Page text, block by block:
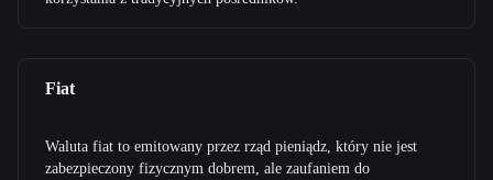
Fiat
Waluta fiat to emitowany przez rząd pieniądz, który nie jest
zabezpieczony fizycznym dobrem, ale zaufaniem do